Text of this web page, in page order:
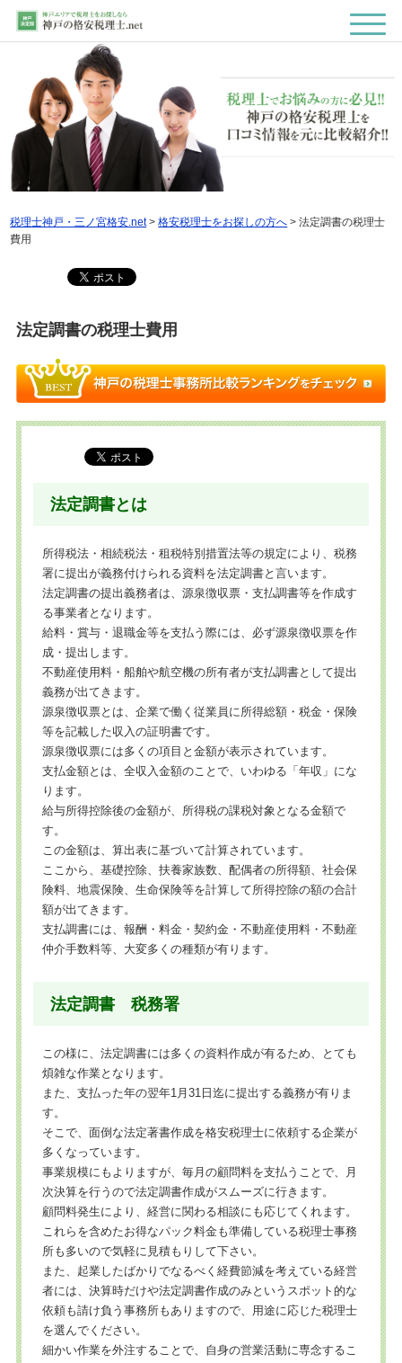
税理士神戸・三ノ宮格安.net>格安税理士をお探しの方へ >法定調書の税理士
費用
法定調書の税理士費用
法定調書とは
所得税法・相続税法・租税特別措置法等の規定により、税務
署に提出が義務付けられる資料を法定調書と言います。
法定調書の提出義務者は、源泉徴収票・支払調書等を作成す
る事業者となります。
給料・賞与・退職金等を支払う際には、必ず源泉徴収票を作
成・提出します。
不動産使用料・船舶や航空機の所有者が支払調書として提出
義務が出てきます。
源泉徴収票とは、企業で働く従業員に所得総額・税金・保険
等を記載した収入の証明書です。
源泉徴収票には多くの項目と金額が表示されています。
支払金額とは、全収入金額のことで、いわゆる「年収」にな
ります。
給与所得控除後の金額が、所得税の課税対象となる金額で
す。
この金額は、算出表に基づいて計算されています。
ここから、基礎控除、扶養家族数、配偶者の所得額、社会保
険料、地震保険、生命保険等を計算して所得控除の額の合計
額が出てきます。
支払調書には、報酬・料金・契約金・不動産使用料・不動産
仲介手数料等、大変多くの種類が有ります。
法定調書 税務署
この様に、法定調書には多くの資料作成が有るため、とても
煩雑な作業となります。
また、支払った年の翌年1月31日迄に提出する義務が有りま
す。
そこで、面倒な法定著書作成を格安税理士に依頼する企業が
多くなっています。
事業規模にもよりますが、毎月の顧問料を支払うことで、月
次決算を行うので法定調書作成がスムーズに行きます。
顧問料発生により、経営に関わる相談にも応じてくれます。
これらを含めたお得なパック料金も準備している税理士事務
所も多いので気軽に見積もりして下さい。
また、起業したばかりでなるべく経費節減を考えている経営
者には、決算時だけや法定調書作成のみというスポット的な
依頼も請け負う事務所もありますので、用途に応じた税理士
を選んでください。
細かい作業を外注することで、自身の営業活動に専念するこ